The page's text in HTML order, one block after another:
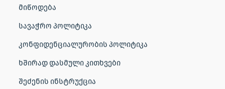
მიწოდება
სავაჭრო პოლიტიკა
კონფიდენციალურობის პოლიტიკა
ხშირად დასმული კითხვები
შეძენის ინსტრუქცია